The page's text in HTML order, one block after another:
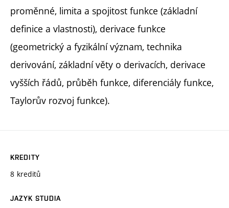
proměnné, limita a spojitost funkce (základní
definice a vlastnosti), derivace funkce
(geometrický a fyzikální význam, technika
derivování, základní věty o derivacích, derivace
vyšších řádů, průběh funkce, diferenciály funkce,
Taylorův rozvoj funkce).
KREDITY
8 kreditů
JAZYK STUDIA